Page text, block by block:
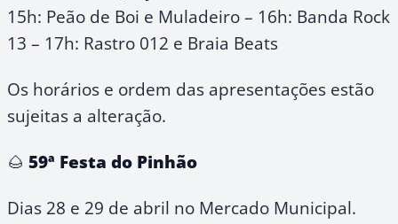
15h: Peão de Boi e Muladeiro – 16h: Banda Rock
13 – 17h: Rastro 012 e Braia Beats
Os horários e ordem das apresentações estão
sujeitas a alteração.
🌰 59ª Festa do Pinhão
Dias 28 e 29 de abril no Mercado Municipal.